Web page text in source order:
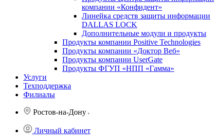
компании «Конфидент»
Линейка средств защиты информации
DALLAS LOCK
Дополнительные модули и продукты
Продукты компании Positive Technologies
Продукты компании «Доктор Веб»
Продукты компании UserGate
Продукты ФГУП «НПП «Гамма»
Услуги
Техподдержка
Филиалы
Ростов-на-Дону
Личный кабинет